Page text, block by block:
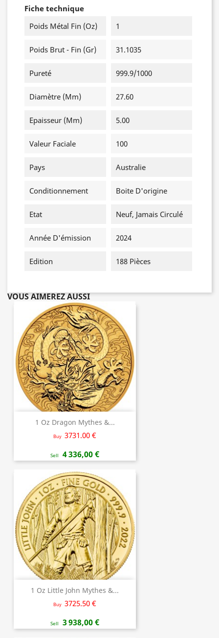
Fiche technique
Poids Métal Fin (oz)
1
Poids Brut - Fin (gr) 31.1035
Pureté 999.9/1000
Diamètre (mm) 27.60
Epaisseur (mm) 5.00
Valeur Faciale 100
Pays Australie
Conditionnement Boite D'origine
Etat Neuf, Jamais Circulé
Année D'émission 2024
Edition 188 Pièces
VOUS AIMEREZ AUSSI
1 Oz Dragon Mythes &...
Buy 3731.00 €
Sell 4 336,00 €
1 Oz Little John Mythes &...
Buy 3725.50 €
Sell 3 938,00 €